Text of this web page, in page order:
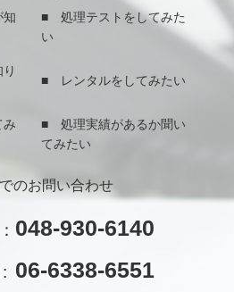
■ 処理テストをしてみた
い
■ レンタルをしてみたい
■ 処理実績があるか聞い
てみたい
のお問い合わせ
048-930-6140
06-6338-6551